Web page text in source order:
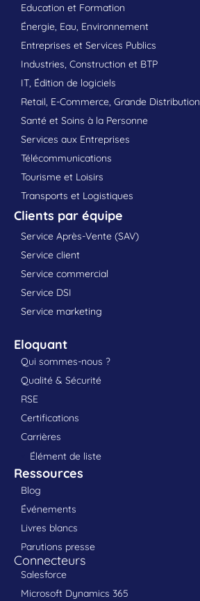
Education et Formation
Énergie, Eau, Environnement
Entreprises et Services Publics
Industries, Construction et BTP
IT, Édition de logiciels
Retail, E-Commerce, Grande Distribution
Santé et Soins à la Personne
Services aux Entreprises
Télécommunications
Tourisme et Loisirs
Transports et Logistiques
Clients par équipe
Service Après-Vente (SAV)
Service client
Service commercial
Service DSI
Service marketing
Eloquant
Qui sommes-nous ?
Qualité & Sécurité
RSE
Certifications
Carrières
Élément de liste
Ressources
Blog
Événements
Livres blancs
Parutions presse
Connecteurs
Salesforce
Microsoft Dynamics 365